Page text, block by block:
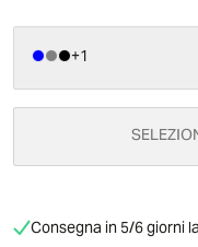
+1
Consegna in 5/6 giorni